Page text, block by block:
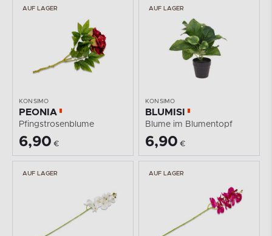
AUF LAGER
KONSIMO
PEONIA
Pfingstrosenblume
6,90 €
AUF LAGER
KONSIMO
BLUMISI
Blume im Blumentopf
6,90 €
AUF LAGER AUF LAGER